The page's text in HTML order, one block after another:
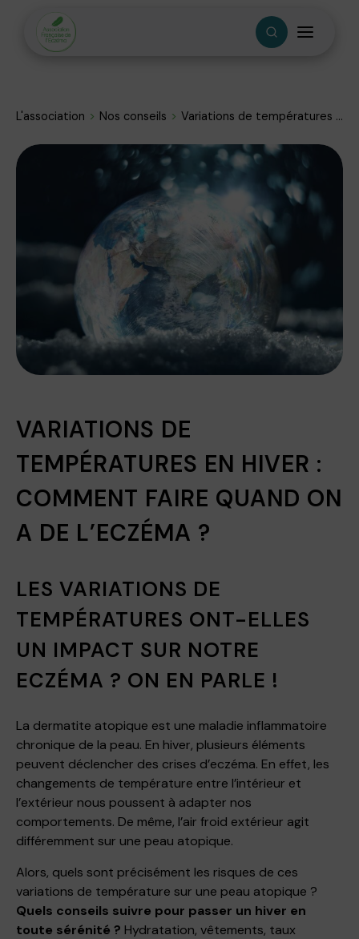
L'association Nos conseils Variations de températures ...
VARIATIONS DE
TEMPÉRATURES EN HIVER :
COMMENT FAIRE QUAND ON
A DE L’ECZÉMA ?
LES VARIATIONS DE
TEMPÉRATURES ONT-ELLES
UN IMPACT SUR NOTRE
ECZÉMA ? ON EN PARLE !
La dermatite atopique est une maladie inflammatoire
chronique de la peau. En hiver, plusieurs éléments
peuvent déclencher des crises d’eczéma. En effet, les
changements de température entre l’intérieur et
l’extérieur nous poussent à adapter nos
comportements. De même, l’air froid extérieur agit
différemment sur une peau atopique.
Alors, quels sont précisément les risques de ces
variations de température sur une peau atopique ?
Quels conseils suivre pour passer un hiver en
toute sérénité ? Hydratation, vêtements, taux